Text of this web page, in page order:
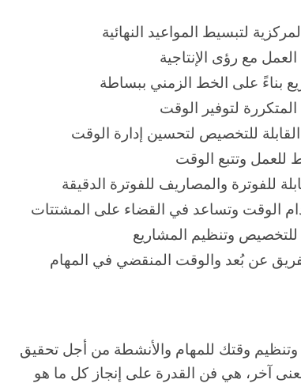
لتبسيط المواعيد النهائية
مع رؤى الإنتاجية
بناءً على الخط الزمني ببساطة
المتكررة لتوفير الوقت
للتخصيص لتحسين إدارة الوقت
للعمل وتتبع الوقت
للفوترة والمصاريف للفوترة الدقيقة
الوقت وتساعد في القضاء على المشتتات
للتخصيص وتنظيم المشاريع
عن بُعد والوقت المنقضي في المهام
وقتك للمهام والأنشطة من أجل تحقيق
آخر، هي فن القدرة على إنجاز كل ما هو